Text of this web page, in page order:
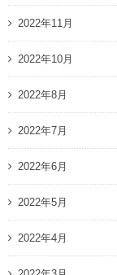
2022年11月
2022年10月
2022年8月
2022年7月
2022年6月
2022年5月
2022年4月